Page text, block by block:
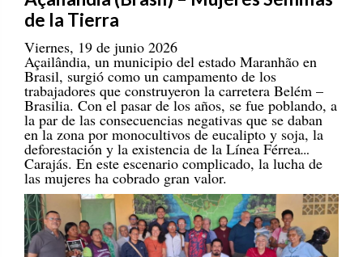
de la Tierra
Viernes, 19 de junio 2026
Açailândia, un municipio del estado Maranhão en
Brasil, surgió como un campamento de los
trabajadores que construyeron la carretera Belém –
Brasilia. Con el pasar de los años, se fue poblando, a
la par de las consecuencias negativas que se daban
en la zona por monocultivos de eucalipto y soja, la
deforestación y la existencia de la Línea Férrea
Carajás. En este escenario complicado, la lucha de
las mujeres ha cobrado gran valor.